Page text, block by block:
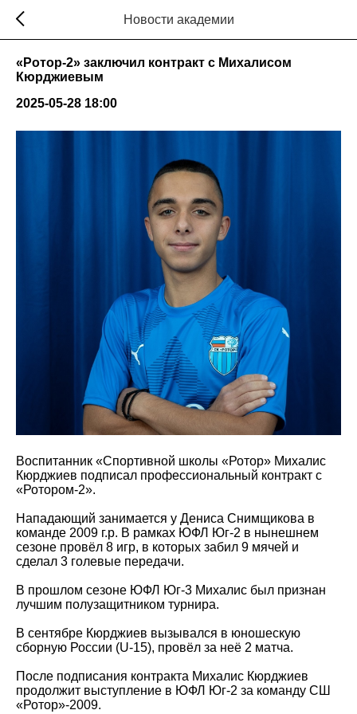
Новости академии
«Ротор-2» заключил контракт с Михалисом
Кюрджиевым
2025-05-28 18:00
Воспитанник «Спортивной школы «Ротор» Михалис
Кюрджиев подписал профессиональный контракт с
«Ротором-2».
Нападающий занимается у Дениса Снимщикова в
команде 2009 г.р. В рамках ЮФЛ Юг-2 в нынешнем
сезоне провёл 8 игр, в которых забил 9 мячей и
сделал 3 голевые передачи.
В прошлом сезоне ЮФЛ Юг-3 Михалис был признан
лучшим полузащитником турнира.
В сентябре Кюрджиев вызывался в юношескую
сборную России (U-15), провёл за неё 2 матча.
После подписания контракта Михалис Кюрджиев
продолжит выступление в ЮФЛ Юг-2 за команду СШ
«Ротор»-2009.